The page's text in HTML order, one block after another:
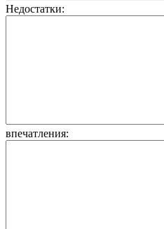
Недостатки:
впечатления: